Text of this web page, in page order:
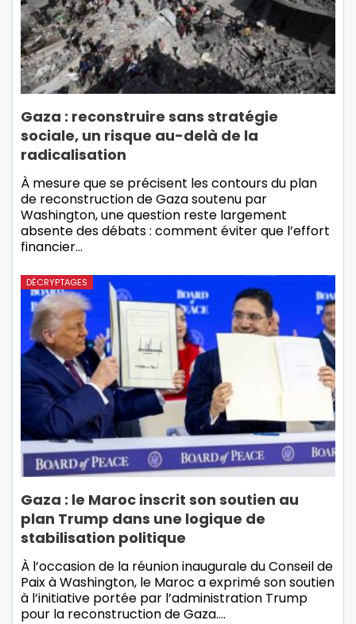
Gaza : reconstruire sans stratégie
sociale, un risque au-delà de la
radicalisation
À mesure que se précisent les contours du plan
de reconstruction de Gaza soutenu par
Washington, une question reste largement
absente des débats : comment éviter que l’effort
financier…
DÉCRYPTAGES
Gaza : le Maroc inscrit son soutien au
plan Trump dans une logique de
stabilisation politique
À l’occasion de la réunion inaugurale du Conseil de
Paix à Washington, le Maroc a exprimé son soutien
à l’initiative portée par l’administration Trump
pour la reconstruction de Gaza.…